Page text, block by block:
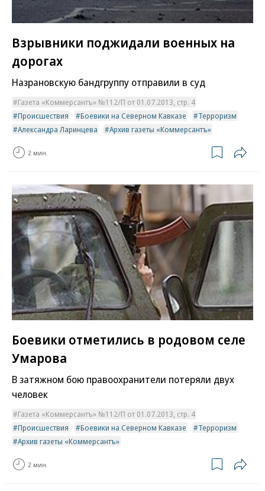
Взрывники поджидали военных на
дорогах
Назрановскую бандгруппу отправили в суд
Газета «Коммерсантъ» №112/П от 01.07.2013, стр. 4
Происшествия
Боевики на Северном Кавказе
Терроризм
Александра Ларинцева
Архив газеты «Коммерсантъ»
2 мин.
Боевики отметились в родовом селе
Умарова
В затяжном бою правоохранители потеряли двух
человек
Газета «Коммерсантъ» №112/П от 01.07.2013, стр. 4
Происшествия
Боевики на Северном Кавказе
Терроризм
Архив газеты «Коммерсантъ»
2 мин.